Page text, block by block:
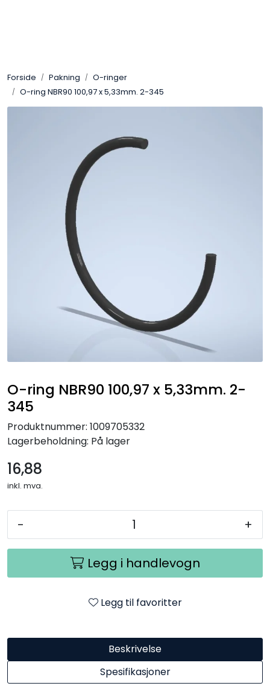
Forside Pakning
O-ringer
O-ring NBR90 100,97 x 5,33mm. 2-345
O-ring NBR90 100,97 x 5,33mm. 2-
345
Produktnummer: 1009705332
Lagerbeholdning: På lager
16,88
inkl. mva.
- +
Legg i handlevogn
Legg til favoritter
Beskrivelse
Spesifikasjoner
Pakning
Slitasjeteknikk
Verneutstyr
Industriprodukter